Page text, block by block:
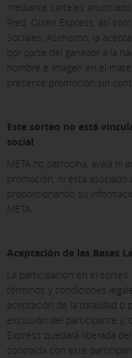
mediante carteles
Fred. Olsen Express, así
Sociales. Asimismo, la
por parte del ganador a la
nombre e imagen en el
presente promoción sin
Este sorteo no está
social
META no patrocina, avala ni
promoción, ni está asociado
proporcionando su
META.
Aceptación de las Bases
La participación en el
términos y condiciones
aceptación de la totalidad o
exclusión del participante y,
Express quedará liberada
contraída con este